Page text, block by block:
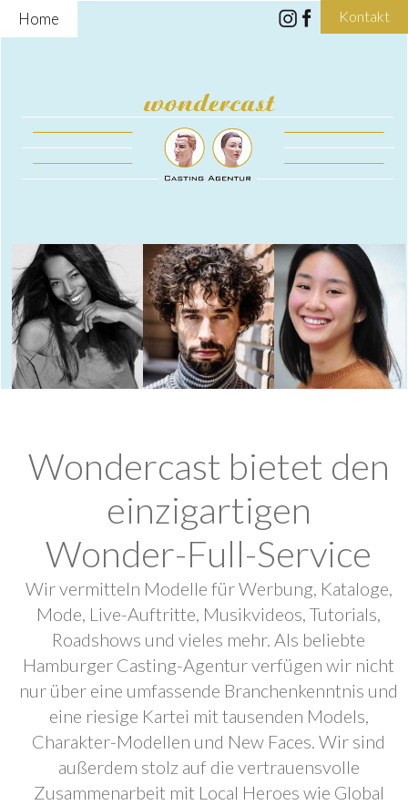
Home Kontakt
Wondercast bietet den
einzigartigen
Wonder-Full-Service
Wir vermitteln Modelle für Werbung, Kataloge,
Mode, Live-Auftritte, Musikvideos, Tutorials,
Roadshows und vieles mehr. Als beliebte
Hamburger Casting-Agentur verfügen wir nicht
nur über eine umfassende Branchenkenntnis und
eine riesige Kartei mit tausenden Models,
Charakter-Modellen und New Faces. Wir sind
außerdem stolz auf die vertrauensvolle
Zusammenarbeit mit Local Heroes wie Global